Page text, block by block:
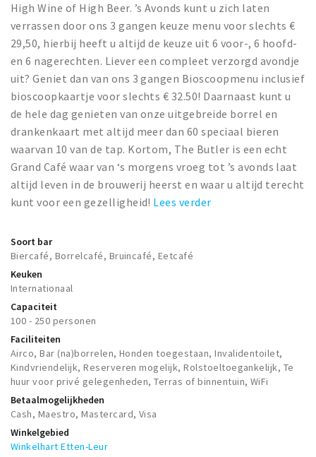
Inloggen
High Wine of High Beer. ’s Avonds kunt u zich laten
verrassen door ons 3 gangen keuze menu voor slechts €
29,50, hierbij heeft u altijd de keuze uit 6 voor-, 6 hoofd-
en 6 nagerechten. Liever een compleet verzorgd avondje
uit? Geniet dan van ons 3 gangen Bioscoopmenu inclusief
bioscoopkaartje voor slechts € 32.50! Daarnaast kunt u
de hele dag genieten van onze uitgebreide borrel en
drankenkaart met altijd meer dan 60 speciaal bieren
waarvan 10 van de tap. Kortom, The Butler is een echt
Grand Café waar van ‘s morgens vroeg tot ’s avonds laat
altijd leven in de brouwerij heerst en waar u altijd terecht
kunt voor een gezelligheid! Lees verder
Soort bar
Biercafé, Borrelcafé, Bruincafé, Eetcafé
Keuken
Internationaal
Capaciteit
100 - 250 personen
Faciliteiten
Airco, Bar (na)borrelen, Honden toegestaan, Invalidentoilet,
Kindvriendelijk, Reserveren mogelijk, Rolstoeltoegankelijk, Te
huur voor privé gelegenheden, Terras of binnentuin, WiFi
Betaalmogelijkheden
Cash, Maestro, Mastercard, Visa
Winkelgebied
Winkelhart Etten-Leur